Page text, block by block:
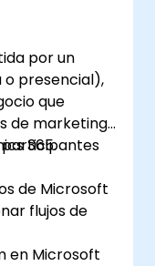
módulos
por un
o presencial),
que
de marketing
365.
participantes
de Microsoft
flujos de
en Microsoft